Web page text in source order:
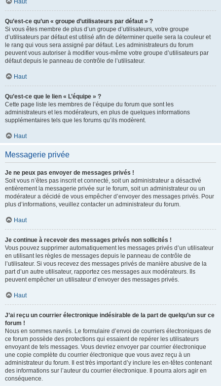
Haut
Qu’est-ce qu’un « groupe d’utilisateurs par défaut » ?
Si vous êtes membre de plus d’un groupe d’utilisateurs, votre groupe
d’utilisateurs par défaut est utilisé afin de déterminer quelle sera la couleur et
le rang qui vous sera assigné par défaut. Les administrateurs du forum
peuvent vous autoriser à modifier vous-même votre groupe d’utilisateurs par
défaut depuis le panneau de contrôle de l’utilisateur.
Haut
Qu’est-ce que le lien « L’équipe » ?
Cette page liste les membres de l’équipe du forum que sont les
administrateurs et les modérateurs, en plus de quelques informations
supplémentaires tels que les forums qu’ils modèrent.
Haut
Messagerie privée
Je ne peux pas envoyer de messages privés !
Soit vous n’êtes pas inscrit et connecté, soit un administrateur a désactivé
entièrement la messagerie privée sur le forum, soit un administrateur ou un
modérateur a décidé de vous empêcher d’envoyer des messages privés. Pour
plus d’informations, veuillez contacter un administrateur du forum.
Haut
Je continue à recevoir des messages privés non sollicités !
Vous pouvez supprimer automatiquement les messages privés d’un utilisateur
en utilisant les règles de messages depuis le panneau de contrôle de
l’utilisateur. Si vous recevez des messages privés de manière abusive de la
part d’un autre utilisateur, rapportez ces messages aux modérateurs. Ils
peuvent empêcher un utilisateur d’envoyer des messages privés.
Haut
J’ai reçu un courrier électronique indésirable de la part de quelqu’un sur ce
forum !
Nous en sommes navrés. Le formulaire d’envoi de courriers électroniques de
ce forum possède des protections qui essaient de repérer les utilisateurs
envoyant de tels messages. Vous devriez envoyer par courrier électronique
une copie complète du courrier électronique que vous avez reçu à un
administrateur du forum. Il est très important d’y inclure les en-têtes contenant
des informations sur l’auteur du courrier électronique. Il pourra alors agir en
conséquence.